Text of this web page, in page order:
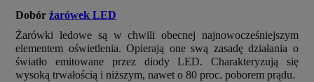
Dobór żarówek LED
Żarówki ledowe są w chwili obecnej najnowocześniejszym
elementem oświetlenia. Opierają one swą zasadę działania o
światło emitowane przez diody LED. Charakteryzują się
wysoką trwałością i niższym, nawet o 80 proc. poborem prądu.